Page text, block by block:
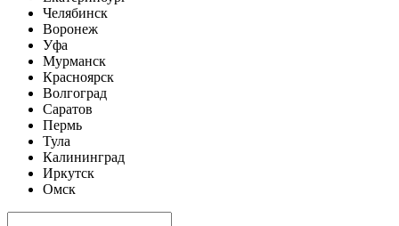
Челябинск
Воронеж
Уфа
Мурманск
Красноярск
Волгоград
Саратов
Пермь
Тула
Калининград
Иркутск
Омск